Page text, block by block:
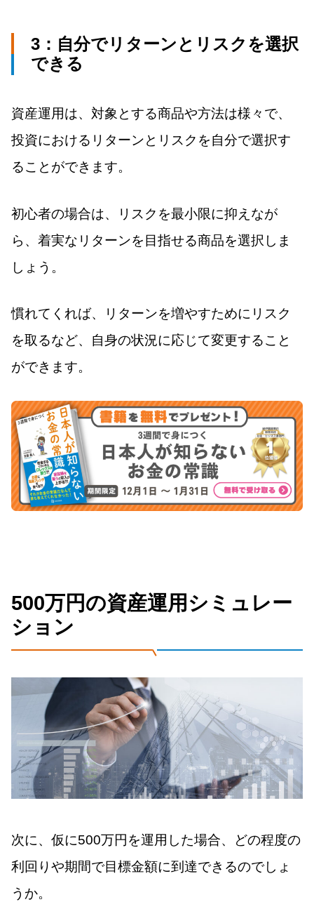
3：自分でリターンとリスクを選択
できる
資産運用は、対象とする商品や方法は様々で、
投資におけるリターンとリスクを自分で選択す
ることができます。
初心者の場合は、リスクを最小限に抑えなが
ら、着実なリターンを目指せる商品を選択しま
しょう。
慣れてくれば、リターンを増やすためにリスク
を取るなど、自身の状況に応じて変更すること
ができます。
500万円の資産運用シミュレー
ション
次に、仮に500万円を運用した場合、どの程度の
利回りや期間で目標金額に到達できるのでしょ
うか。